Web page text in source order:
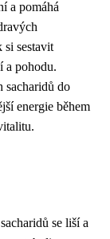
a pomáhá
sestavit
a pohodu.
sacharidů do
energie během
se liší a